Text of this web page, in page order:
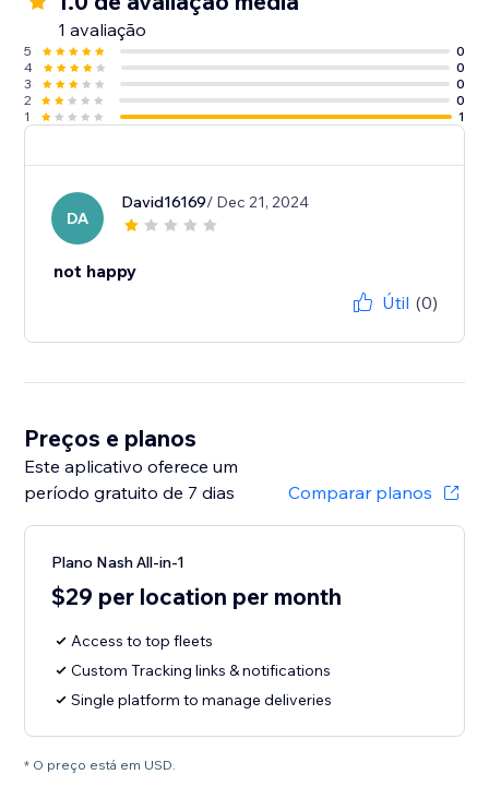
1 avaliação
5
0
4
0
3
0
2
0
1
1
DA
David16169/ Dec 21, 2024
not happy
Útil (0)
Preços e planos
Este aplicativo oferece um
período gratuito de 7 dias
Comparar planos
Plano Nash All-in-1
$29 per location per month
Access to top fleets
Custom Tracking links & notifications
Single platform to manage deliveries
* O preço está em USD.